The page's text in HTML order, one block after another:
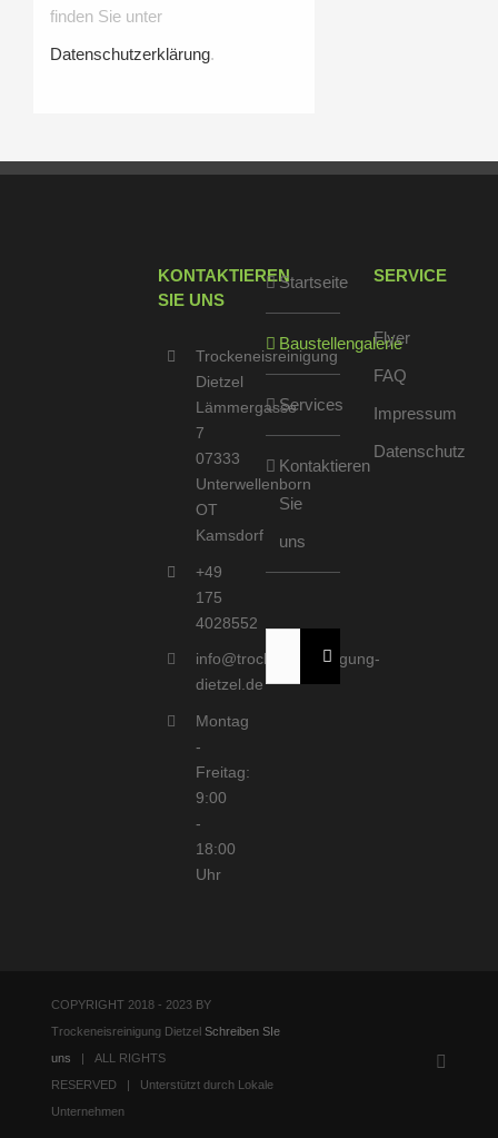
finden Sie unter
Datenschutzerklärung.
KONTAKTIEREN
SIE UNS
Trockeneisreinigung
Dietzel
Lämmergasse
7
07333
Unterwellenborn
OT
Kamsdorf
+49
175
4028552
info@trockeneisreinigung-
dietzel.de
Montag
-
Freitag:
9:00
-
18:00
Uhr
Startseite
Baustellengalerie
Services
Kontaktieren
Sie
uns
nach:
SERVICE
Flyer
FAQ
Impressum
Datenschutz
COPYRIGHT 2018 - 2023 BY
Trockeneisreinigung DietzelSchreiben SIe
uns | ALL RIGHTS
RESERVED | Unterstützt durch Lokale
Unternehmen